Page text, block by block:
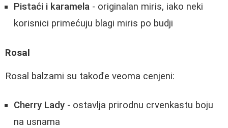
Pistaći i karamela - originalan miris, iako neki
korisnici primećuju blagi miris po budji
Rosal
Rosal balzami su takođe veoma cenjeni:
Cherry Lady - ostavlja prirodnu crvenkastu boju
na usnama